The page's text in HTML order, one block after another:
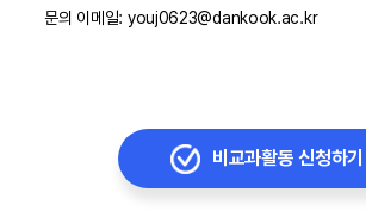
문의 이메일: youj0623@dankook.ac.kr
비교과활동 신청하기